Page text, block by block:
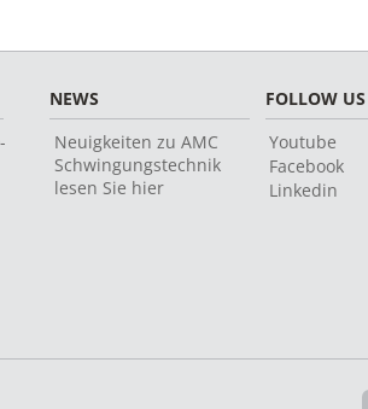
NEWS
Neuigkeiten zu AMC
Schwingungstechnik
lesen Sie hier
FOLLOW US
Youtube
Facebook
Linkedin